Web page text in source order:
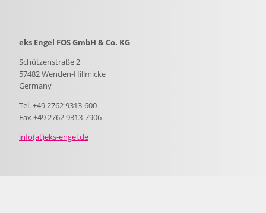
eks Engel FOS GmbH & Co. KG
Schützenstraße 2
57482 Wenden-Hillmicke
Germany
Tel. +49 2762 9313-600
Fax +49 2762 9313-7906
info(at)eks-engel.de